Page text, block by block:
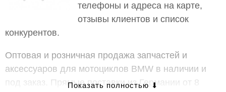
телефоны и адреса на карте,
отзывы клиентов и список
конкурентов.
Оптовая и розничная продажа запчастей и
аксессуаров для мотоциклов BMW в наличии и
под заказ. Прямые поставки из Германии от 8